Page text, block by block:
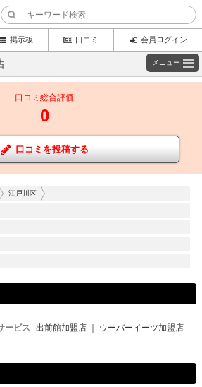
掲示板 口コミ 会員ログイン
メニュー
口コミ総合評価
0
口コミを投稿する
江戸川区
ービス 出前館加盟店 ウーバーイーツ加盟店